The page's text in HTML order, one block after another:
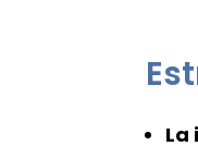
La